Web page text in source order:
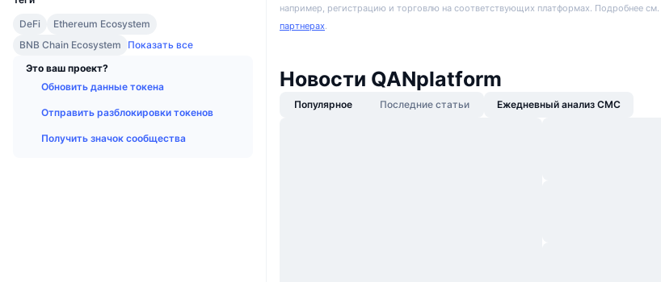
DeFi
Ethereum Ecosystem
BNB Chain Ecosystem
Показать все
Это ваш проект?
Обновить данные токена
Отправить разблокировки токенов
Получить значок сообщества
например, регистрацию и торговлю на соответствующих платформах. Подробнее см.
партнерах.
Новости QANplatform
Популярное Последние статьи Ежедневный анализ CMC